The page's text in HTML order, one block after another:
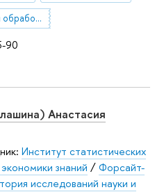
90
автоматическая обработка текста
Анастасия
Институт статистических
знаний /Форсайт-
исследований науки и